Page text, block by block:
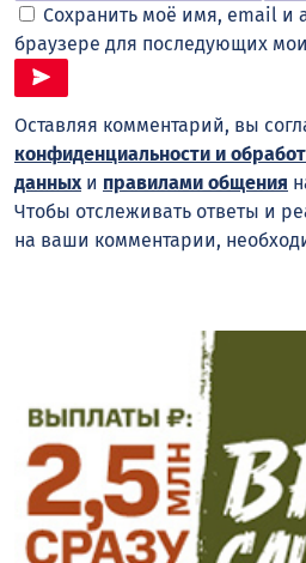
Сохранить моё имя, email и
браузере для последующих
Оставляя комментарий, вы
конфиденциальности и
данныхи правилами общения
Чтобы отслеживать ответы и
на ваши комментарии,